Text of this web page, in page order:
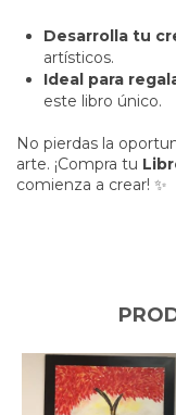
Desarrolla tu
artísticos.
Ideal para
este libro único.
No pierdas la
arte. ¡Compra tu
comienza a crear! ✨